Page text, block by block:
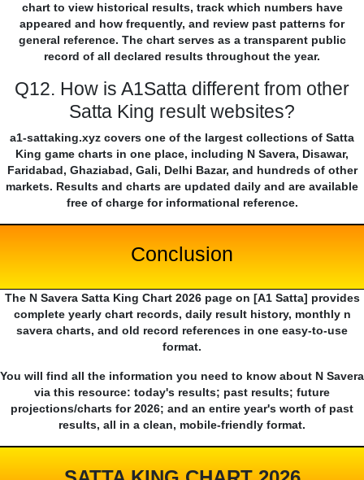
chart to view historical results, track which numbers have
appeared and how frequently, and review past patterns for
general reference. The chart serves as a transparent public
record of all declared results throughout the year.
Q12. How is A1Satta different from other
Satta King result websites?
a1-sattaking.xyz covers one of the largest collections of Satta
King game charts in one place, including N Savera, Disawar,
Faridabad, Ghaziabad, Gali, Delhi Bazar, and hundreds of other
markets. Results and charts are updated daily and are available
free of charge for informational reference.
Conclusion
The N Savera Satta King Chart 2026 page on [A1 Satta] provides
complete yearly chart records, daily result history, monthly n
savera charts, and old record references in one easy-to-use
format.
You will find all the information you need to know about N Savera
via this resource: today's results; past results; future
projections/charts for 2026; and an entire year's worth of past
results, all in a clean, mobile-friendly format.